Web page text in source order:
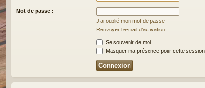
Mot de passe :
J’ai oublié mon mot de passe
Renvoyer l’e-mail d’activation
Se souvenir de moi
Masquer ma présence pour cette session